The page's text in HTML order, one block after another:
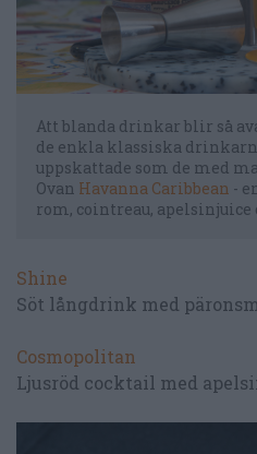
Att blanda drinkar blir så
de enkla klassiska
uppskattade som de med
Ovan Havanna Caribbean -
rom, cointreau,
Shine
Söt långdrink med
Cosmopolitan
Ljusröd cocktail med